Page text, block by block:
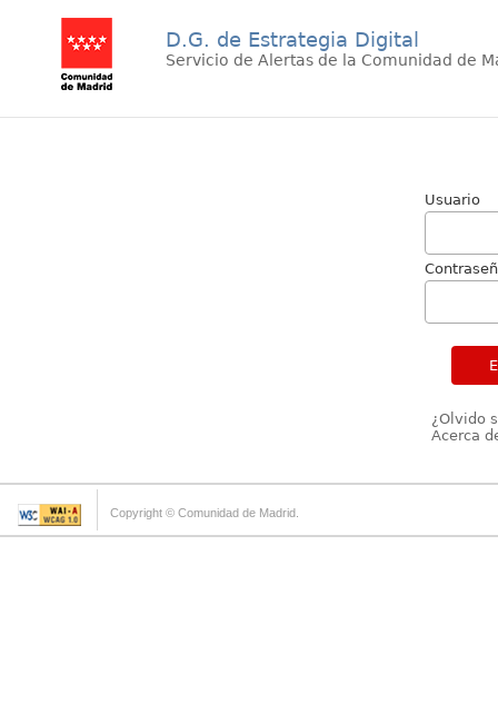
D.G. de Estrategia Digital
Servicio de Alertas de la Comunidad de
Usuario
¿Olvido
Acerca
Copyright © Comunidad de Madrid.